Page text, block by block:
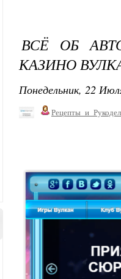
ВСЁ ОБ
КАЗИНО
Понедельник, 22